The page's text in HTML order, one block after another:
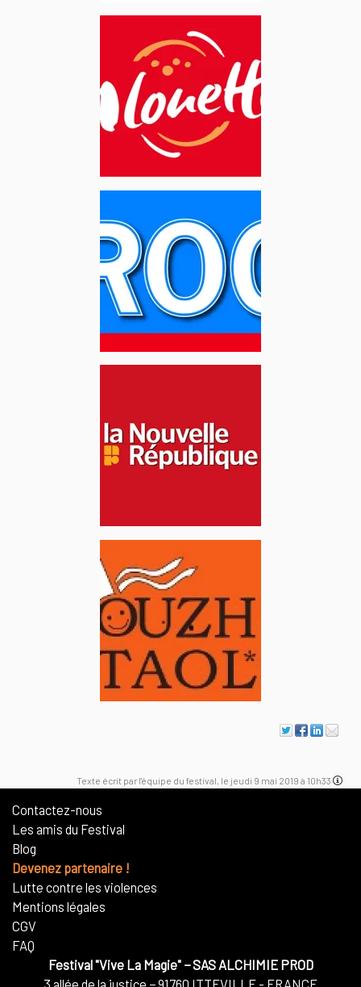
Texte écrit par l'équipe du festival, le jeudi 9 mai 2019 à 10h33
Contactez-nous
Les amis du Festival
Blog
Devenez partenaire !
Lutte contre les violences
Mentions légales
CGV
FAQ
Festival "Vive La Magie"−SAS ALCHIMIE PROD
3 allée de la justice −91760 ITTEVILLE - FRANCE